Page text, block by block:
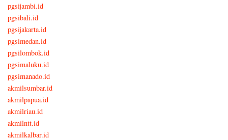
pgsijambi.id
pgsibali.id
pgsijakarta.id
pgsimedan.id
pgsilombok.id
pgsimaluku.id
pgsimanado.id
akmilsumbar.id
akmilpapua.id
akmilriau.id
akmilntt.id
akmilkalbar.id